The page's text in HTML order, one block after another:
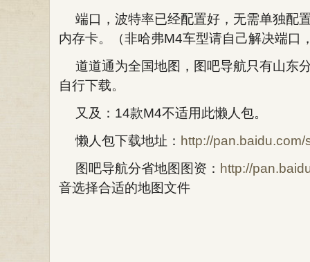
端口，波特率已经配置好，无需单独配
内存卡。（非哈弗M4车型请自己解决端口
道道通为全国地图，图吧导航只有山东
自行下载。
又及：14款M4不适用此懒人包。
懒人包下载地址： http://
图吧导航分省地图图资： http://
音选择合适的地图文件